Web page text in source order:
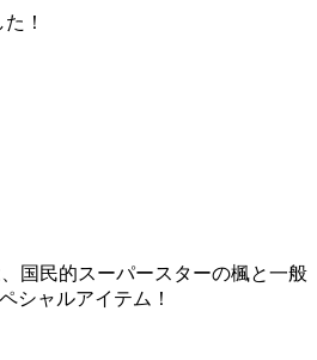
！
国民的スーパースターの楓と一般
シャルアイテム！